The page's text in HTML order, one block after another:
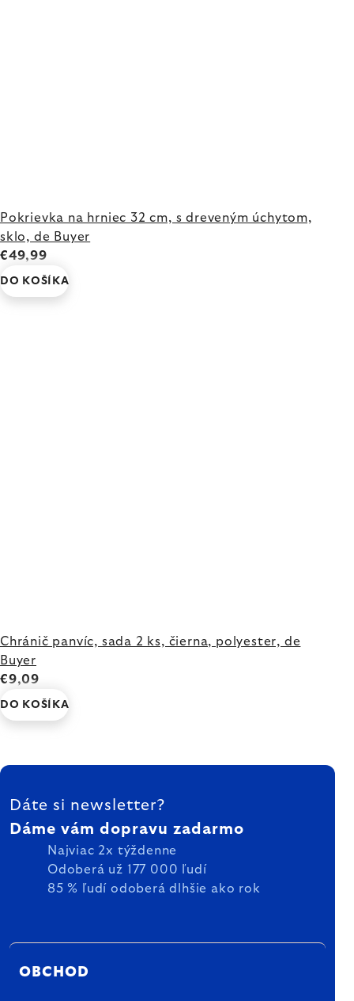
Pokrievka na hrniec 32 cm, s dreveným úchytom,
sklo, de Buyer
€49,99
DO KOŠÍKA
Chránič panvíc, sada 2 ks, čierna, polyester, de
Buyer
€9,09
DO KOŠÍKA
ZÁPÄTIE
Dáte si newsletter?
Dáme vám dopravu zadarmo
Najviac 2x týždenne
Odoberá už 177 000 ľudí
85 % ľudí odoberá dlhšie ako rok
OBCHOD